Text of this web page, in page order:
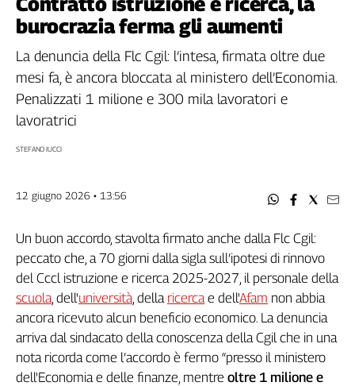
Filcams
Filctem
Fillea
Fiom
Fisac
Flc
Nidil
Spi
Inca
Caaf
Speciali
G8
di
Genova,
burocrazia ferma gli aumenti
La denuncia della Flc Cgil: l’intesa, firmata oltre due
mesi fa, è ancora bloccata al ministero dell’Economia.
Penalizzati 1 milione e 300 mila lavoratori e
lavoratrici
STEFANO IUCCI
12 giugno 2026 • 13:56
Un buon accordo, stavolta firmato anche dalla Flc Cgil:
peccato che, a 70 giorni dalla sigla sull’ipotesi di rinnovo
del Cccl istruzione e ricerca 2025-2027, il personale della
scuola, dell'università, della ricercae dell'Afam non abbia
ancora ricevuto alcun beneficio economico. La denuncia
arriva dal sindacato della conoscenza della Cgil che in una
nota ricorda come l’accordo è fermo “presso il ministero
dell'Economia e delle finanze, mentre oltre 1 milione e